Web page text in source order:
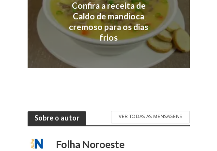
Confira a receita de
Caldo de mandioca
cremoso para os dias
frios
Sobre o autor VER TODAS AS MENSAGENS
Folha Noroeste